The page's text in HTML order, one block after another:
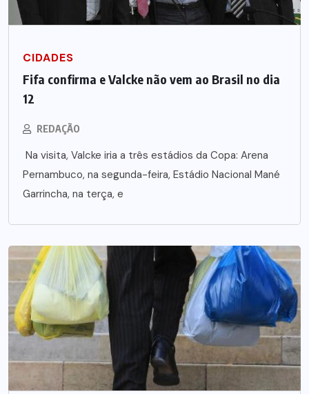
CIDADES
Fifa confirma e Valcke não vem ao Brasil no dia
12
REDAÇÃO
Na visita, Valcke iria a três estádios da Copa: Arena
Pernambuco, na segunda-feira, Estádio Nacional Mané
Garrincha, na terça, e